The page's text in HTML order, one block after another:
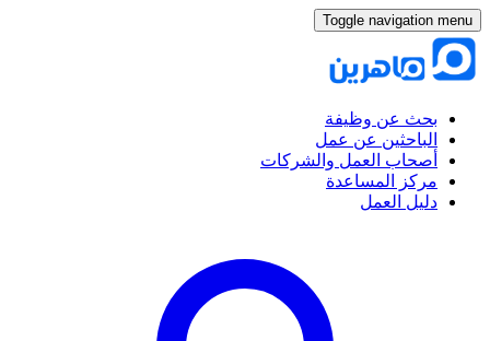
Toggle navigation menu
بحث عن وظيفة
الباحثين عن عمل
أصحاب العمل والشركات
مركز المساعدة
دليل العمل